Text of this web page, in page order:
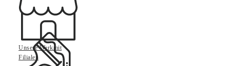
Unsere Werkmit
Filialen